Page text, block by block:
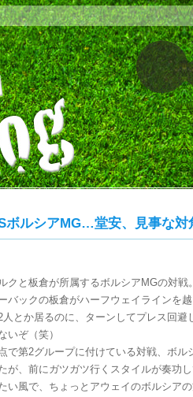
ボルシアMG…堂安、見事な対
クと板倉が所属するボルシアMGの対戦
バックの板倉がハーフウェイラインを
とか居るのに、ターンしてプレス回
いぞ（笑）
で第2グループに付けている対戦、ボ
が、前にガツガツ行くスタイルが奏功
い風で、ちょっとアウェイのボルシア